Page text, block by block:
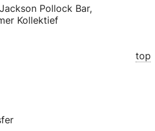
Pollock Bar,
Kollektief
top